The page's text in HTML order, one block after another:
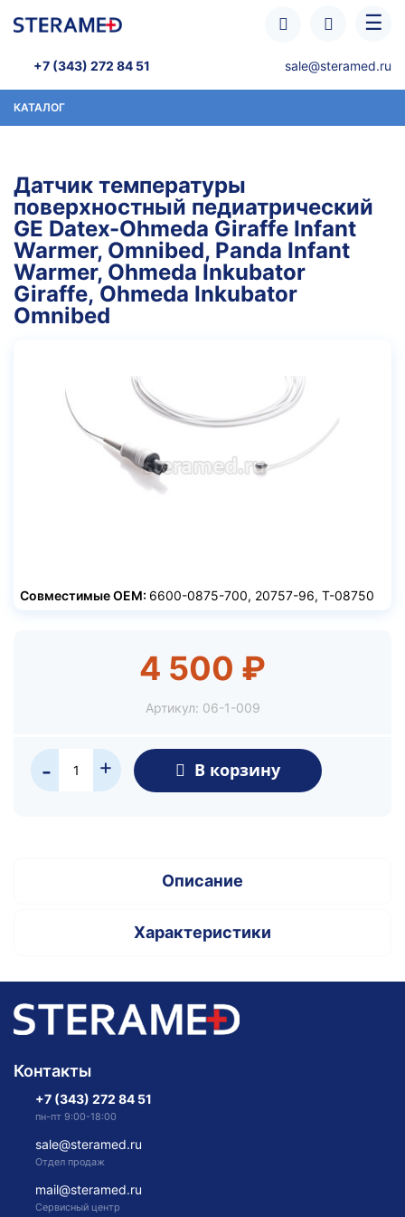
☰
+7 (343) 272 84 51 sale@steramed.ru
КАТАЛОГ
Датчик температуры
поверхностный педиатрический
GE Datex-Ohmeda Giraffe Infant
Warmer, Omnibed, Panda Infant
Warmer, Ohmeda Inkubator
Giraffe, Ohmeda Inkubator
Omnibed
Совместимые ОЕМ: 6600-0875-700, 20757-96, T-08750
4 500 ₽
Артикул: 06-1-009
- + В корзину
Описание
Характеристики
Контакты
+7 (343) 272 84 51
пн-пт 9:00-18:00
sale@steramed.ru
Отдел продаж
mail@steramed.ru
Сервисный центр